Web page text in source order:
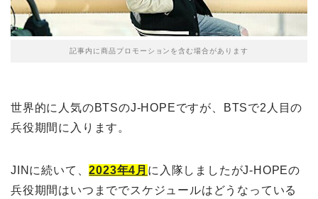
記事内に商品プロモーションを含む場合があります
世界的に人気のBTSのJ-HOPEですが、BTSで2人目の
兵役期間に入ります。
JINに続いて、2023年4月 に入隊しましたがJ-HOPEの
兵役期間はいつまででスケジュールはどうなっている